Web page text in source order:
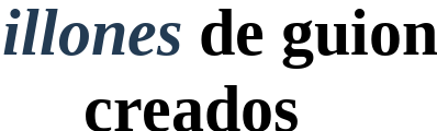
de
creados